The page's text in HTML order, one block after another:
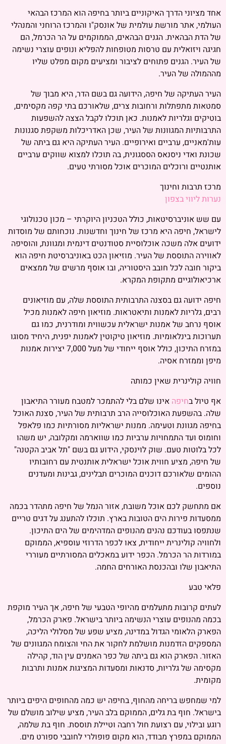
אחד מציוני הדרך האיקוניים ביותר בחיפה הוא המרכז הבהאי
העולמי, אתר מורשת עולמית של אונסק"ו והמרכז הרוחני והמנהלי
של הדת הבהאית. הגנים הבהאים, הממוקמים על הר הכרמל, הם
חגיגה ויזואלית עם טרסות מטופחות להפליא ונופים עוצרי נשימה
של העיר. הגנים פתוחים לציבור ומציעים מקום מפלט שליו
מההמולה של העיר.
העיר העתיקה של חיפה, הידועה גם בשם הדר, היא מבוך של
סמטאות מתפתלות ורחובות צרים, שלאורכם בתי קפה מקסימים,
בוטיקים וגלריות לאמנות. כאן תוכלו לקבל הצצה להשפעות
התרבותיות המגוונות של העיר, שכן האדריכלות משקפת סגנונות
עות'מאניים, ערביים ואירופיים. העיר העתיקה היא גם ביתה של
שכונת ואדי ניסנאס הססגונית, בה תוכלו למצוא שווקים ערביים
אותנטיים ורוכלים המוכרים אוכל מסורתי טעים.
מרכז תרבות וחינוך
נערות ליווי בצפון
עם שש אוניברסיטאות, כולל הטכניון היוקרתי – מכון טכנולוגי
לישראל, חיפה היא מרכז של חינוך וחדשנות. נוכחותם של מוסדות
ידועים אלה משכה אוכלוסיית סטודנטים דינמית ומגוונת, והוסיפה
לאווירה התוססת של העיר. מוזיאון הכט באוניברסיטת חיפה הוא
ביקור חובה לכל חובב היסטוריה, ובו אוסף מרשים של ממצאים
ארכיאולוגיים מתקופת המקרא.
חיפה ידועה גם בסצנה התרבותית התוססת שלה, עם מוזיאונים
רבים, גלריות לאמנות ותיאטראות. מוזיאון חיפה לאמנות מכיל
אוסף נרחב של אמנות ישראלית עכשווית ומודרנית, כמו גם
תערוכות בינלאומיות. מוזיאון טיקוטין לאמנות יפנית, היחיד מסוגו
במזרח התיכון, כולל אוסף ייחודי של מעל 7,000 יצירות אמנות
מיפן וממזרח אסיה.
חוויה קולינרית שאין כמותה
אף טיול בחיפה אינו שלם בלי להתמכר למטבח מעורר התיאבון
שלה. בהשפעת האוכלוסייה הרב תרבותית של העיר, סצנת האוכל
בחיפה מגוונת וטעימה. ממנות ישראליות מסורתיות כמו פלאפל
וחומוס ועד התמחויות ערביות כמו שווארמה ומקלובה, יש משהו
לכל בלוטות טעם. שוק לוינסקי, הידוע גם בשם "תל אביב הקטנה"
של חיפה, מציע חווית אוכל ישראלית אותנטית עם רחובותיו
ההומים שלאורכם דוכנים המוכרים תבלינים, גבינות ומעדנים
נוספים.
אם מתחשק לכם אוכל משובח, אזור הנמל של חיפה מתהדר בכמה
ממסעדות פירות הים הטובות בארץ. תוכלו להתענג על דגים טריים
שנתפסו בעודכם נהנים מהנופים המדהימים של הים התיכון.
ולחוויה קולינרית ייחודית, צאו לכפר הדרוזי עוספיא, הממוקם
במורדות הר הכרמל. הכפר ידוע במאכלים המסורתיים מעוררי
התיאבון שלו ובהכנסת האורחים החמה.
פלאי טבע
לעתים קרובות מתעלמים מהיופי הטבעי של חיפה, אך העיר מוקפת
בכמה מהנופים עוצרי הנשימה ביותר בישראל. פארק הכרמל,
הפארק הלאומי הגדול במדינה, מציע שפע של מסלולי הליכה,
המספקים הזדמנות מושלמת לחקור את החי והצומח המגוונים של
האזור. הפארק הוא גם ביתה של כפר האמנים עין הוד, קהילה
מקסימה של גלריות, סדנאות ומסעדות המציגות אמנות ותרבות
מקומית.
למי שמחפש בריחה מהחוף, בחיפה יש כמה מהחופים היפים ביותר
בישראל. חוף בת גלים, הממוקם בלב העיר, מציע שילוב מושלם של
רוגע ובילוי, עם רצועת חול רחבה וטיילת תוססת. חוף בת שלמה,
הממוקם במפרץ מבודד, הוא מקום פופולרי לחובבי ספורט מים.